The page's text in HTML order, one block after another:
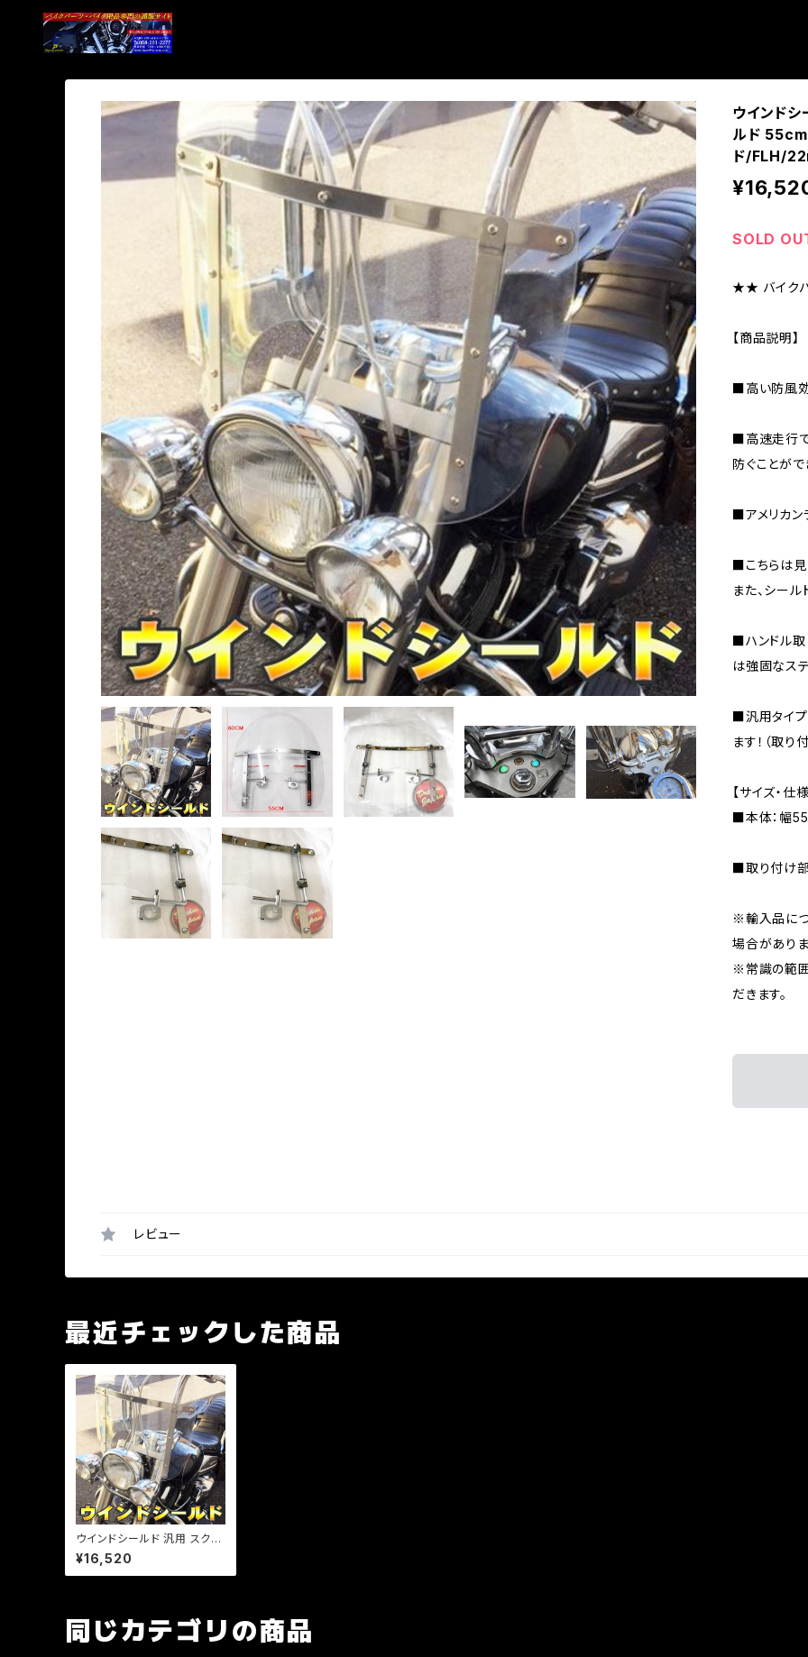
ウインド
ルド
ド/FLH/
SOLD
★★ バイク
【商品説明】
■高い防風効
■高速走行で
防ぐことがで
■アメリカン
■こちらは見
また、シー
■ハンドル取
は強固なス
■汎用タイプ
ます！（取
【サイズ・仕
■本体：幅
■取り付け
※輸入品に
場合がありま
※常識の範
だきます。
レビュー
最近チェックした商品
ウインドシールド 汎用 スクリ
ーン 風防 大型ウインドシール
ド 55cm×60cm/ハーレー/
マグナ/ビラーゴ/スティード/F
¥16,520
同じカテゴリの商品